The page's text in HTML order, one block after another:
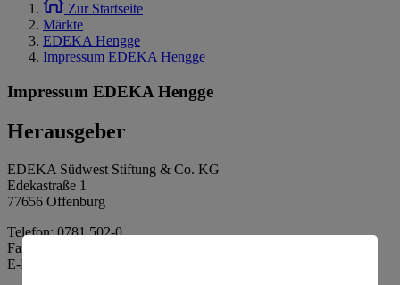
Zur Startseite
Märkte
EDEKA Hengge
Impressum EDEKA Hengge
Impressum EDEKA Hengge
Herausgeber
EDEKA Südwest Stiftung & Co. KG
Edekastraße 1
77656 Offenburg
Telefon: 0781 502-0
Fax: 0781 502-6180
E-Mail: kundenservice@edeka-suedwest.de